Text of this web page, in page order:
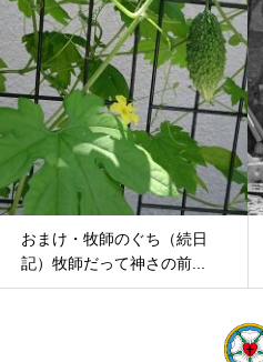
おまけ・牧師のぐち（続日
記）牧師だって神さの前...